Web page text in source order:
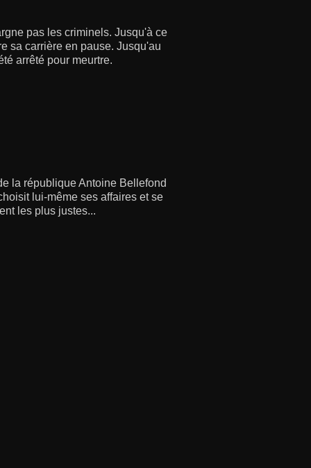
pas les criminels. Jusqu'à ce
sa carrière en pause. Jusqu'au
arrêté pour meurtre.
la république Antoine Bellefond
lui-même ses affaires et se
les plus justes...